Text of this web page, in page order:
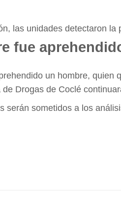
las unidades detectaron
fue
un hombre, quien
Drogas de Coclé
serán sometidos a los